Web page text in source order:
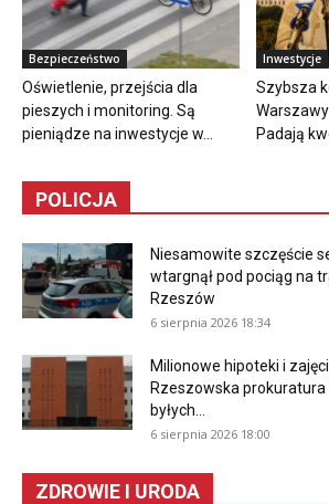
Bezpieczeństwo
Oświetlenie, przejścia dla
pieszych i monitoring. Są
pieniądze na inwestycje w...
Inwestycje
Szybsza
Padają
POLICJA
Niesamowite szczęście
wtargnął pod pociąg na
Rzeszów
6 sierpnia 2026 18:34
Milionowe hipoteki i
Rzeszowska
byłych...
6 sierpnia 2026 18:00
ZDROWIE I URODA